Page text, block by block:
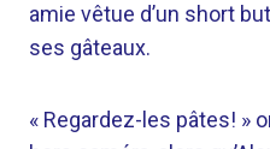
amie vêtue d’un short
ses gâteaux.
« Regardez-les pâtes! »